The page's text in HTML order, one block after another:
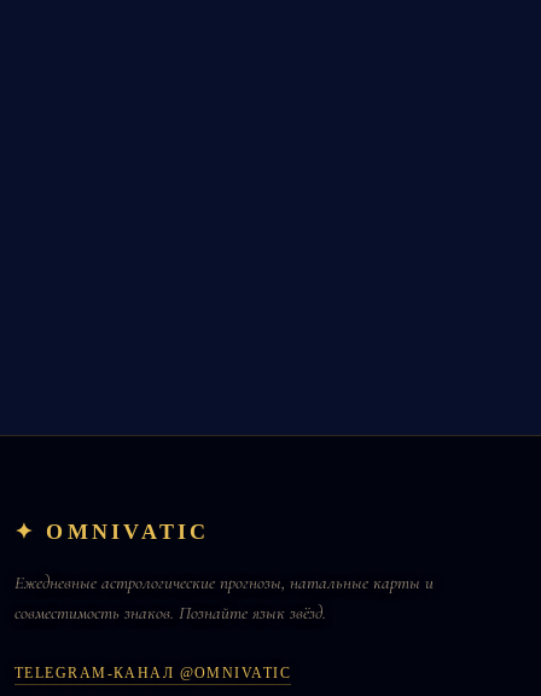
✦ OMNIVATIC
Ежедневные астрологические прогнозы, натальные карты и
совместимость знаков. Познайте язык звёзд.
TELEGRAM-КАНАЛ @OMNIVATIC